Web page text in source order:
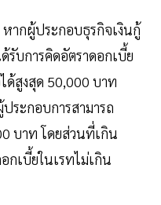
กผู้ประกอบธุรกิจเงินกู้
รับการคิดอัตราดอกเบี้ย
ด้สูงสุด 50,000 บาท
ะกอบการสามารถ
บาท โดยส่วนที่เกิน
กเบี้ยในเรทไม่เกิน